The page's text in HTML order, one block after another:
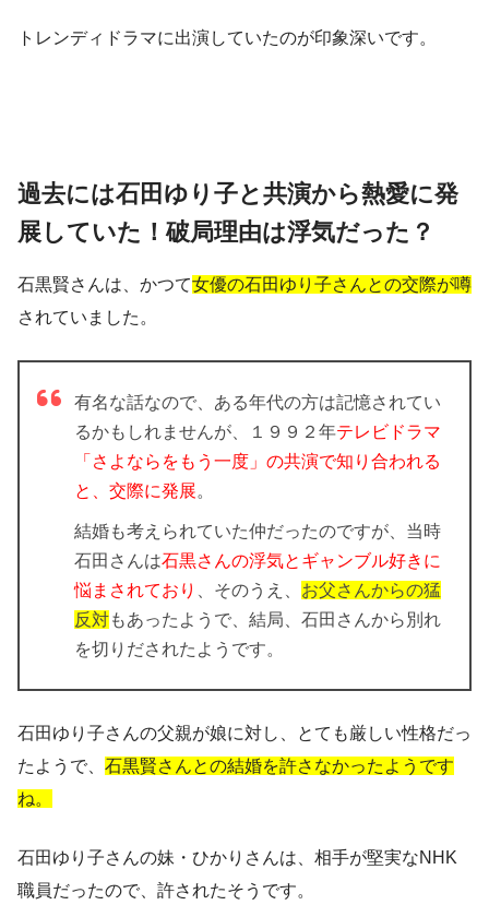
トレンディドラマに出演していたのが印象深いです。
過去には石田ゆり子と共演から熱愛に発
展していた！破局理由は浮気だった？
石黒賢さんは、かつて女優の石田ゆり子さんとの交際が噂
されていました。
有名な話なので、ある年代の方は記憶されてい
るかもしれませんが、１９９２年テレビドラマ
「さよならをもう一度」の共演で知り合われる
と、交際に発展。
結婚も考えられていた仲だったのですが、当時
石田さんは石黒さんの浮気とギャンブル好きに
悩まされており
、そのうえ、 お父さんからの猛
反対もあったようで、結局、石田さんから別れ
を切りだされたようです。
石田ゆり子さんの父親が娘に対し、とても厳しい性格だっ
たようで、 石黒賢さんとの結婚を許さなかったようです
ね。
石田ゆり子さんの妹・ひかりさんは、相手が堅実なNHK
職員だったので、許されたそうです。